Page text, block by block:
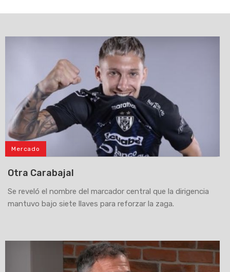
Mercado
Otra Carabajal
Se reveló el nombre del marcador central que la dirigencia
mantuvo bajo siete llaves para reforzar la zaga.